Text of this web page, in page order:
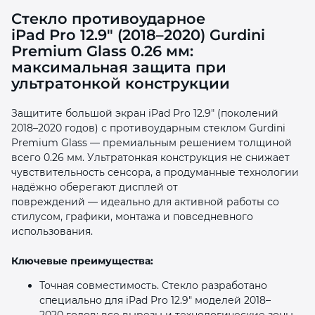
Стекло противоударное
iPad Pro 12.9″ (2018–2020) Gurdini
Premium Glass 0.26 мм:
максимальная защита при
ультратонкой конструкции
Защитите большой экран iPad Pro 12.9″ (поколений
2018–2020 годов) с противоударным стеклом Gurdini
Premium Glass — премиальным решением толщиной
всего 0.26 мм. Ультратонкая конструкция не снижает
чувствительность сенсора, а продуманные технологии
надёжно оберегают дисплей от
повреждений — идеально для активной работы со
стилусом, графики, монтажа и повседневного
использования.
Ключевые преимущества:
Точная совместимость. Стекло разработано
специально для iPad Pro 12.9″ моделей 2018–
раз в 2 недели